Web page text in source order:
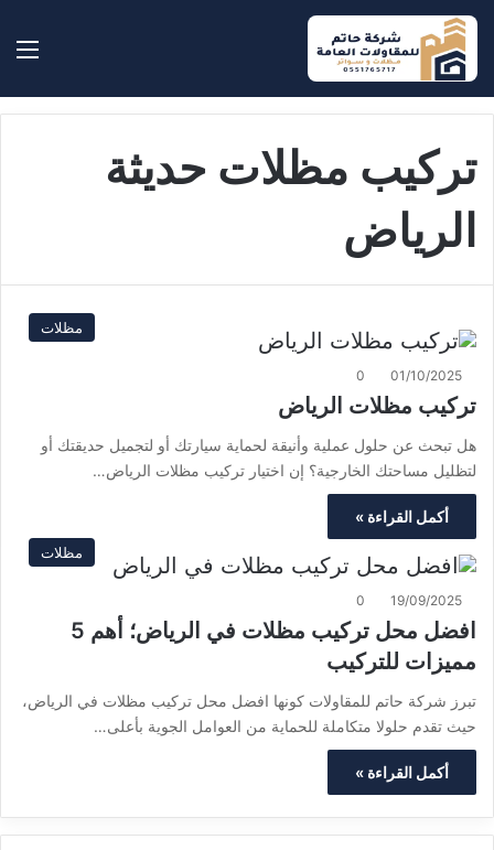
بحث
تركيب مظلات حديثة
الرياض
مظلات
01/10/2025
0
تركيب مظلات الرياض
هل تبحث عن حلول عملية وأنيقة لحماية سيارتك أو لتجميل حديقتك أو
لتظليل مساحتك الخارجية؟ إن اختيار تركيب مظلات الرياض…
أكمل القراءة »
مظلات
19/09/2025
0
افضل محل تركيب مظلات في الرياض؛ أهم 5
مميزات للتركيب
تبرز شركة حاتم للمقاولات كونها افضل محل تركيب مظلات في الرياض،
حيث تقدم حلولا متكاملة للحماية من العوامل الجوية بأعلى…
أكمل القراءة »